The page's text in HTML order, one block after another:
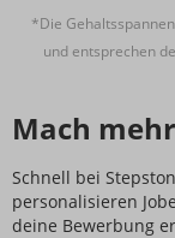
*Die
und entsprechen
Mach
Schnell bei
personalisieren
deine Bewerbung